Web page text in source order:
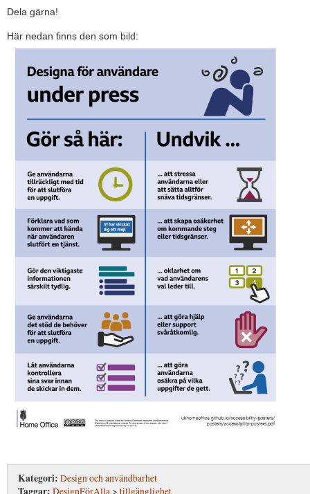
Dela gärna!
Här nedan finns den som bild:
Kategori: Design och användbarhet
Taggar: DesignFörAlla > tillgänglighet